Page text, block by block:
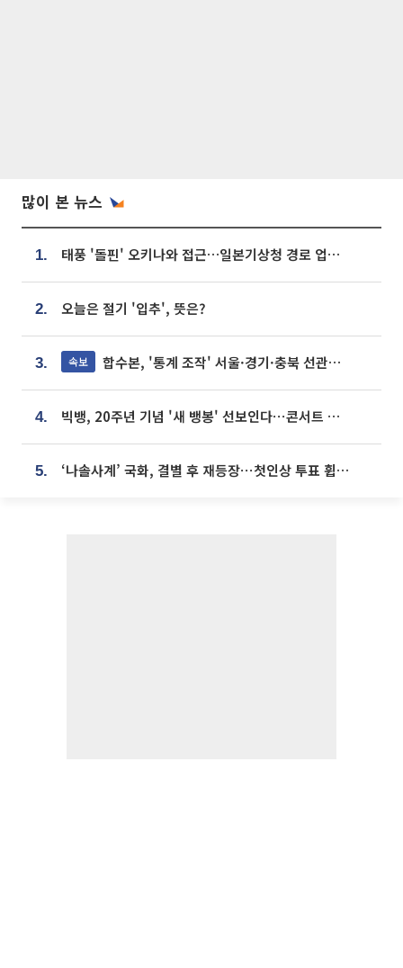
많이 본 뉴스
1. 태풍 '돌핀' 오키나와 접근…일본기상청 경로 업데이트
2. 오늘은 절기 '입추', 뜻은?
3. 속보 합수본, '통계 조작' 서울·경기·충북 선관위 등 추가 압수수색
4. 빅뱅, 20주년 기념 '새 뱅봉' 선보인다⋯콘서트 앞두고 팝업 개최
5. ‘나솔사계’ 국화, 결별 후 재등장⋯첫인상 투표 휩쓸고 ‘인기녀’ 등극